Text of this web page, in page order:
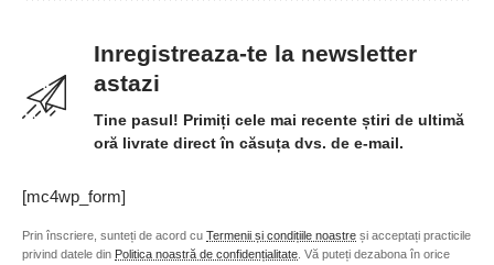
Inregistreaza-te la newsletter
astazi
Tine pasul! Primiți cele mai recente știri de ultimă
oră livrate direct în căsuța dvs. de e-mail.
[mc4wp_form]
Prin înscriere, sunteți de acord cu Termenii și condițiile noastre și acceptați practicile
privind datele din Politica noastră de confidențialitate . Vă puteți dezabona în orice